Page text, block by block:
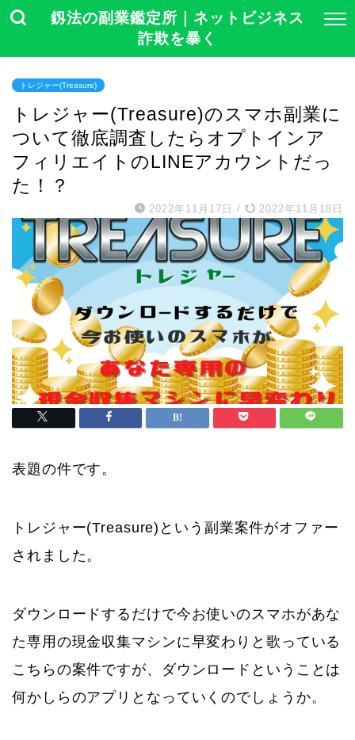
釼法の副業鑑定所｜ネットビジネス
詐欺を暴く
トレジャー(Treasure)
トレジャー(Treasure)のスマホ副業に
ついて徹底調査したらオプトインア
フィリエイトのLINEアカウントだっ
た！？
2022年11月17日 / 2022年11月18日
表題の件です。
トレジャー(Treasure)という副業案件がオファー
されました。
ダウンロードするだけで今お使いのスマホがあな
た専用の現金収集マシンに早変わりと歌っている
こちらの案件ですが、ダウンロードということは
何かしらのアプリとなっていくのでしょうか。